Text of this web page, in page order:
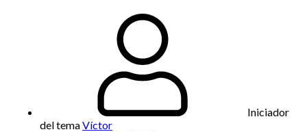
Iniciador
del temaVíctor